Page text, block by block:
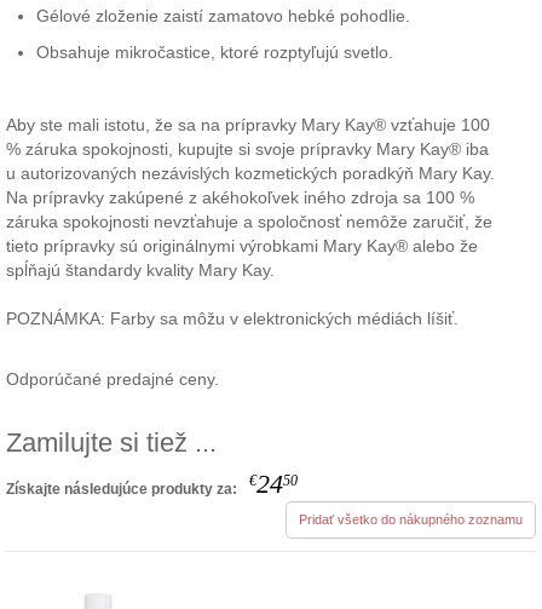
Gélové zloženie zaistí zamatovo hebké pohodlie.
Obsahuje mikročastice, ktoré rozptyľujú svetlo.
Aby ste mali istotu, že sa na prípravky Mary Kay® vzťahuje 100
% záruka spokojnosti, kupujte si svoje prípravky Mary Kay® iba
u autorizovaných nezávislých kozmetických poradkýň Mary Kay.
Na prípravky zakúpené z akéhokoľvek iného zdroja sa 100 %
záruka spokojnosti nevzťahuje a spoločnosť nemôže zaručiť, že
tieto prípravky sú originálnymi výrobkami Mary Kay® alebo že
spĺňajú štandardy kvality Mary Kay.
POZNÁMKA: Farby sa môžu v elektronických médiách líšiť.
Odporúčané predajné ceny.
Zamilujte si tiež ...
Získajte následujúce produkty za: €2450
Pridať všetko do nákupného zoznamu